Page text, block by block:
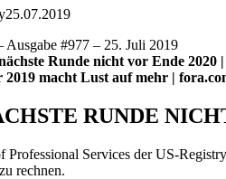
25.07.2019
Ausgabe #977 – 25. Juli 2019
Runde nicht vor Ende 2020
2019 macht Lust auf mehr |
RUNDE
Services der US-
rechnen.